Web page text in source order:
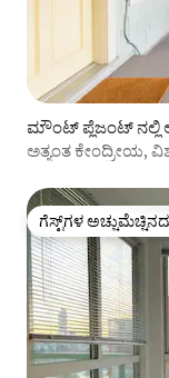
ಮೌಂಟ್ ಪ್ಲೆಜಂಟ್
ಅತ್ಯಂತ ಕೇಂದ್ರೀಯ,
ಗೆಸ್ಟ್‌ಗಳ
ಗೆಸ್ಟ್‌ಗಳ